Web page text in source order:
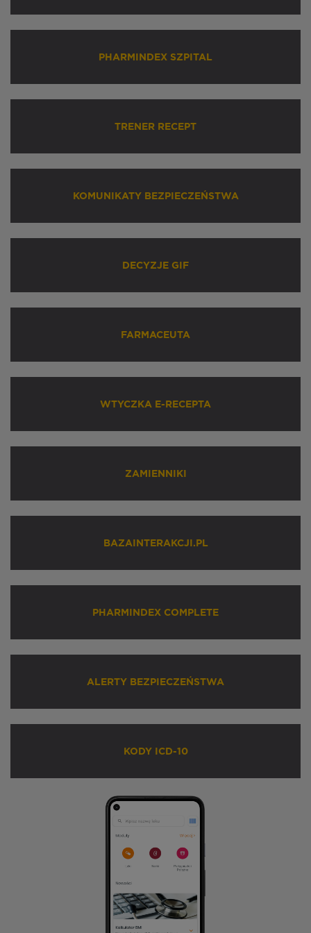
PHARMINDEX SZPITAL
TRENER RECEPT
KOMUNIKATY BEZPIECZEŃSTWA
DECYZJE GIF
FARMACEUTA
WTYCZKA E-RECEPTA
ZAMIENNIKI
BAZAINTERAKCJI.PL
PHARMINDEX COMPLETE
ALERTY BEZPIECZEŃSTWA
KODY ICD-10